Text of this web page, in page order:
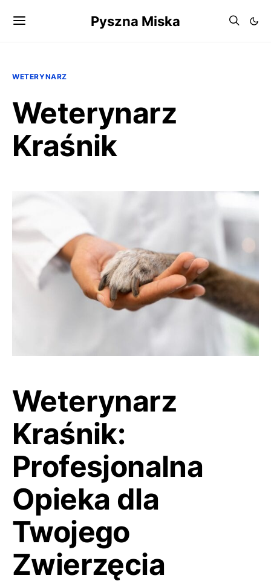
Pyszna Miska
WETERYNARZ
Weterynarz
Kraśnik
Weterynarz
Kraśnik:
Profesjonalna
Opieka dla
Twojego
Zwierzęcia